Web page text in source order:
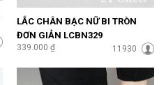
LẮC CHÂN BẠC NỮ BI TRÒN
ĐƠN GIẢN LCBN329
339.000 ₫ 11930